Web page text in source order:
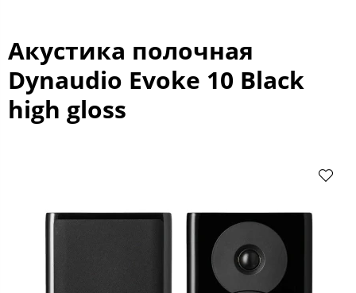
Акустика полочная
Dynaudio Evoke 10 Black
high gloss